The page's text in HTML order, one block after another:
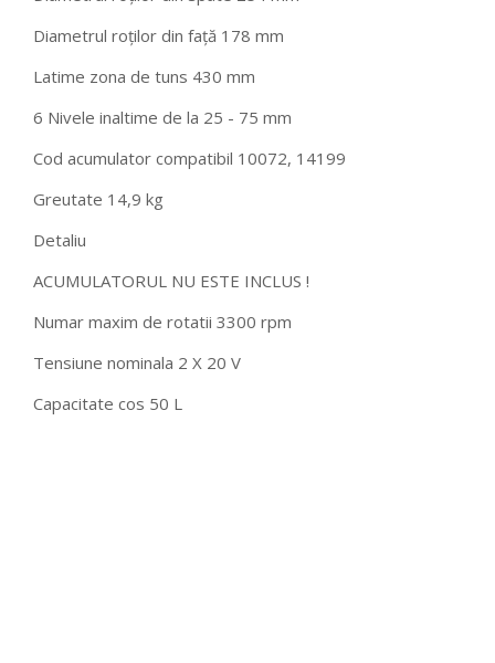
Diametrul roților din față 178 mm
Latime zona de tuns 430 mm
6 Nivele inaltime de la 25 - 75 mm
Cod acumulator compatibil 10072, 14199
Greutate 14,9 kg
Detaliu
ACUMULATORUL NU ESTE INCLUS !
Numar maxim de rotatii 3300 rpm
Tensiune nominala 2 X 20 V
Capacitate cos 50 L